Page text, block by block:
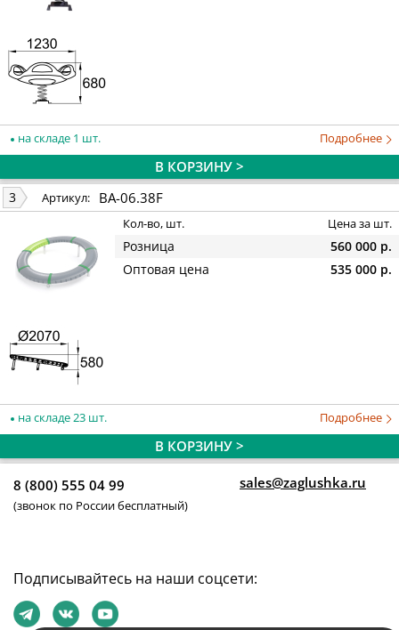
на складе 1 шт. Подробнее
В КОРЗИНУ >
3 Артикул: BA-06.38F
Кол-во, шт. Цена за шт.
Розница
560 000 р.
Оптовая цена
535 000 р.
на складе 23 шт. Подробнее
В КОРЗИНУ >
8 (800) 555 04 99
(звонок по России бесплатный)
sales@zaglushka.ru
Подписывайтесь на наши соцсети: